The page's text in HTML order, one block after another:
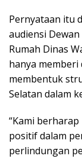
Pernyataan itu
audiensi
Rumah Dinas
hanya
membentuk
Selatan dalam
“Kami
positif dalam
perlindungan